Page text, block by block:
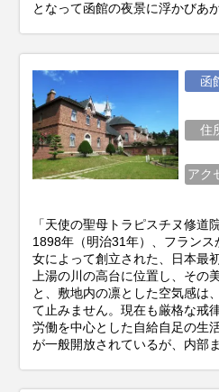
となって函館の夜景に浮かびあ
函
住
アク
「天使の聖母トラピスチヌ修道
1898年（明治31年）、フラン
女によって創立された、日本最
上湯の川の高台に位置し、その
と、敷地内の凛とした空気感は
て止みません。現在も厳格な戒
労働を中心とした自給自足の生
が一般開放されているが、内部